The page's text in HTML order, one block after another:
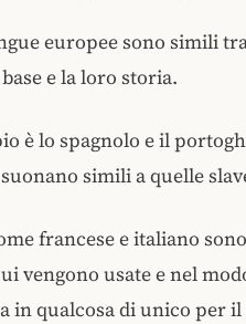
europee sono simili
e la loro storia.
è lo spagnolo e il
simili a quelle
francese e italiano
vengono usate e nel
in qualcosa di unico per